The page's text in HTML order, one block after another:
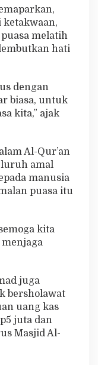
ketakwaan,
melatih
hati
dengan
biasa, untuk
kita,” ajak
Al-Qur’an
amal
manusia
puasa itu
kita
juga
bersholawat
uang kas
juta dan
Masjid Al-